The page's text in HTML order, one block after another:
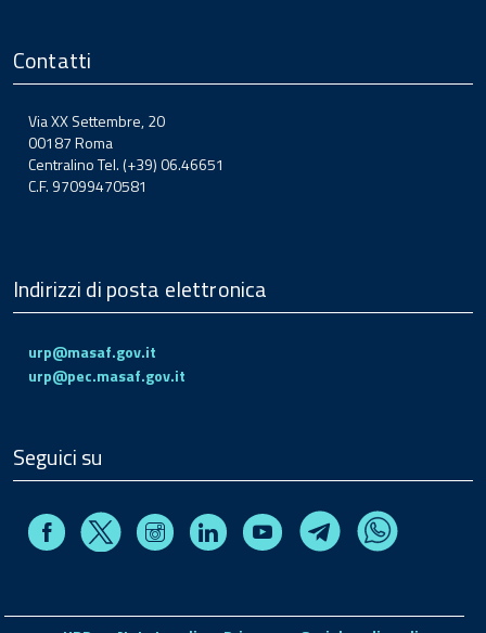
Contatti
Via XX Settembre, 20
00187 Roma
Centralino Tel. (+39) 06.46651
C.F. 97099470581
Indirizzi di posta elettronica
urp@masaf.gov.it
urp@pec.masaf.gov.it
Seguici su
FacebookX InstagramLinkedin Youtube TelegramWhatsapp